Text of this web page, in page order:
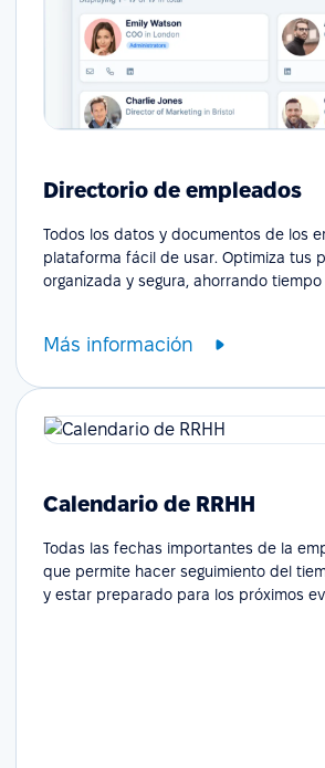
Directorio de empleados
Todos los datos y documentos de los
plataforma fácil de usar. Optimiza tus
organizada y segura, ahorrando
Más información
Calendario de RRHH
Todas las fechas importantes de la
que permite hacer seguimiento del
y estar preparado para los próximos